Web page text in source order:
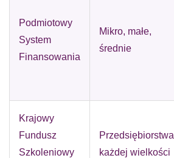
Podmiotowy
System
Finansowania
Mikro, małe,
średnie
Krajowy
Fundusz
Szkoleniowy
Przedsiębiorstwa
każdej wielkości